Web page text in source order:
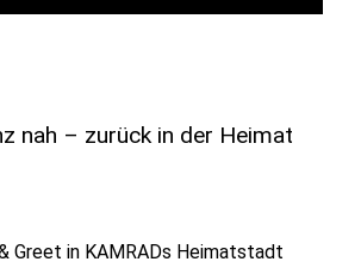
nah – zurück in der Heimat
Greet in KAMRADs Heimatstadt